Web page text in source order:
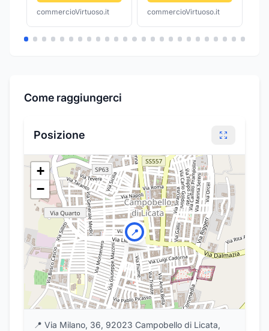
commercioVirtuoso.it commercioVirtuoso.it
Come raggiungerci
Posizione
📍
+
−
📍 Via Milano, 36, 92023 Campobello di Licata,